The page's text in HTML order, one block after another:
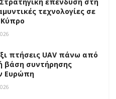
τεχνολογίες σε
πτήσεις UAV πάνω από
βάση συντήρησης
Ευρώπη